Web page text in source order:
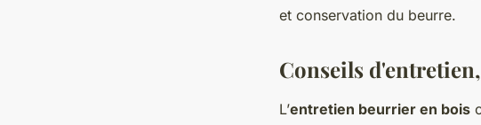
et conservation du beurre.
Conseils
L’entretien beurrier en bois